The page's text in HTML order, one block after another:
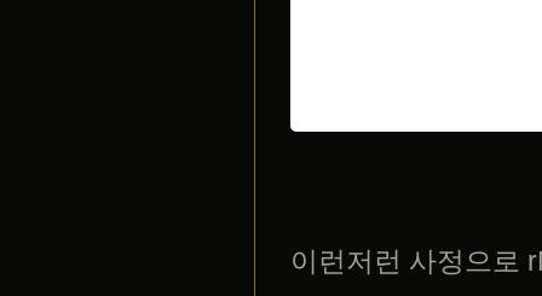
이런저런 사정으로